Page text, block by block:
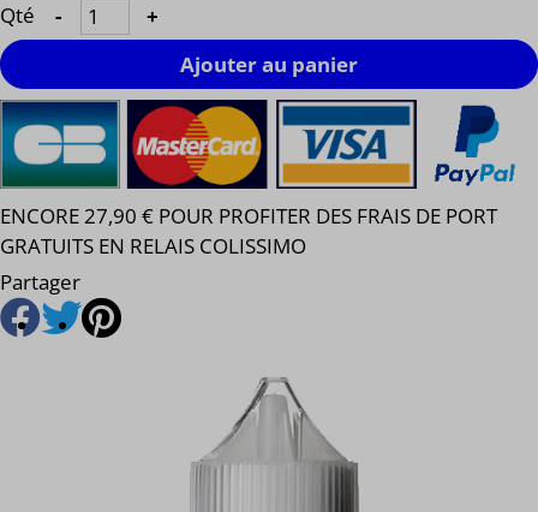
Qté -
+
Ajouter au panier
ENCORE 27,90 € POUR PROFITER DES FRAIS DE PORT
GRATUITS EN RELAIS COLISSIMO
Partager